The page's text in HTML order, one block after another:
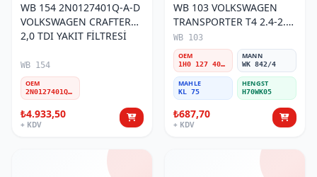
WB 154 2N0127401Q-A-D
VOLKSWAGEN CRAFTER
2,0 TDI YAKIT FİLTRESİ
WB 154
OEM
2N0127401Q-A-D
₺4.933,50
+ KDV
WB 103 VOLKSWAGEN
TRANSPORTER T4 2.4-2.5
MOTOR- CADDY E.M 1H0
127 401 C Yakıt/Mazot
Filtresi
WB 103
OEM
1H0 127 401 C
MANN
WK 842/4
MAHLE
KL 75
HENGST
H70WK05
₺687,70
+ KDV